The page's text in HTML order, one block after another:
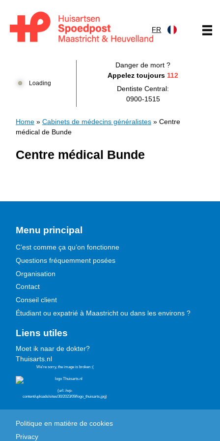
FR
Loading
Danger de mort ?
Appelez toujours 112
Dentiste Central:
0900-1515
Home » Cabinets de médecins généralistes » Centre
médical de Bunde
Centre médical Bunde
Menu principal
C’est comme ça qu’on fonctionne
Questions fréquemment posées
Organisation
Contact
Conseil client
Étudiant ou expatrié à Maastricht ou dans les environs ?
Liens utiles
Moet ik naar de dokter?
Thuisarts.nl
Politique en matière de cookies
Privacy